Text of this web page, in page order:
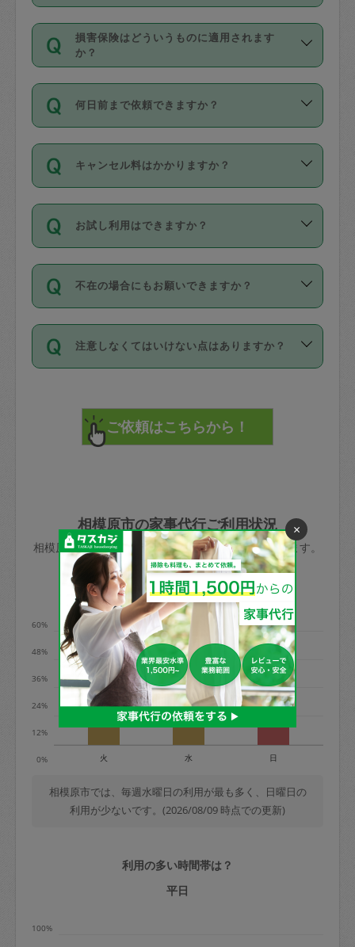
能です。依頼送信後、個別にタスカジさ
んにメッセージを送り調整してくださ
い。ただし、２時間を越えての調整はで
時間も被らない場合、損害保険の対象外
基本的に、高所での作業や危険作業、屋
外での作業は対象外です。
育園や学校の給食やレストランで料理関
係の専門職に従事されていた方、日本で
すでにハウスキーパーや英語の先生とし
てお仕事をしているフィリピン出身の
社員など様々なバックグラウンドの方が
登録しています。
日本語も話せる方など様々です。
ールに記載していますので、各自の得意
を依頼してください。
応募の際に、各自事務局との面接と説明
を行っています。その後、身分証明書の
写真提出をしていただいています。外国
確認しています。タスカジさんトレーニ
ング動画を使ったセルフトレーニングの
現場トライアルを受け、合格したタスカ
ジさんが活動されています。
※テストセンターの講評は１件目のレビュ
参考
【詳細】タスカジさんの登録に際
損害保険はどういうものに適用されます
か？
依頼者とタスカジさんとの間でタスカジ
を通して成立した作業時間内での作業に
適用されます。作業範囲は、掃除、洗
です。作業中に物を壊したり、人にけが
をさせたりした場合が対象で、補償金額
す。
写真を撮り、
詳細FAQ：
損害賠償保険について教えて
何日前まで依頼できますか？
ご依頼は、現在を起点に3日後（72時間
以降）の日時から受付可能となっていま
す。
タスカジさんへ「募集」をかけることが
可能です。
キャンセル料はかかりますか？
キャンセル料には、以下の2種類がありま
す。
1. 直前キャンセル（定期、スポット契約
共通）
72時間を超える※と、以下のキャンセル
料が発生します。
直前キャンセル料：
72時間前〜24時間前＝依頼料金の50%
依頼者不在による当日キャンセル＝依頼
金額の100%＋交通費全額
※例：依頼日時／土曜日午前9時開始の場
合、水曜日午前9時以降はキャンセル料が
発生
水曜日9時〜金曜日9時まで＝依頼料金の
50%
金曜日9時～土曜日8時まで＝依頼金額の
100%
土曜日8時〜実施時間＝依頼金額の100%
＋交通費全額
依頼者不在による当日キャンセル＝依頼
金額の100%＋交通費全額
定期契約をキャンセルする場合、毎週定
期は月2回まで隔週定期は月1回までキャ
お試し利用はできますか？
「お試し利用」というメニューはありま
せんが、「一回のみ」依頼を活用するこ
とによって、気に入ったタスカジさんを
まず、条件の合う気になるタスカジさ
みてください。
その後、一番気に入ったタスカジさんに
不在の場合にもお願いできますか？
不在の場合の作業はタスカジさんの同意
が必要です。数回の依頼ののち、タスカ
ジさんと依頼者の間で十分な信頼関係が
てください。
不在時に部屋に入るためにタスカジさん
きた場合は損害保険の対象外となるので
ご注意ください。
注意しなくてはいけない点はありますか？
で、必ず鍵のかかるロッカーや金庫に入
れて依頼者の責任の元管理するよう心掛
けてください。
玉、など
あわせてこちらも参照ください：初めて
利用します。注意しなくてはいけない点
はありますか？
相模原市の家事代行ご利用状況
相模原市のタスカジの利用データを元に掲載しています。
利用の多い曜日は？
0%
12%
24%
36%
48%
60%
火 水 日
相模原市では、毎週水曜日の利用が最も多く、日曜日の
利用が少ないです。(2026/08/09 時点での更新)
利用の多い時間帯は？
平日
100%
×